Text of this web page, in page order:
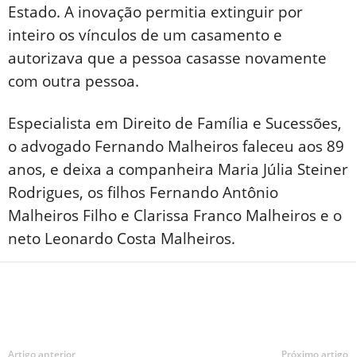
Estado. A inovação permitia extinguir por
inteiro os vínculos de um casamento e
autorizava que a pessoa casasse novamente
com outra pessoa.
Especialista em Direito de Família e Sucessões,
o advogado Fernando Malheiros faleceu aos 89
anos, e deixa a companheira Maria Júlia Steiner
Rodrigues, os filhos Fernando Antônio
Malheiros Filho e Clarissa Franco Malheiros e o
neto Leonardo Costa Malheiros.
Artigo anterior Próximo artigo